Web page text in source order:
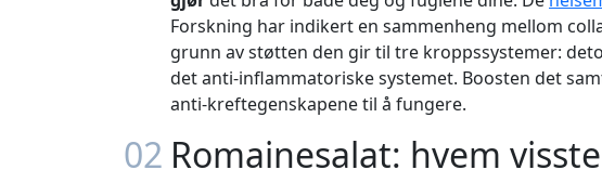
Forskning har indikert en sammenheng mellom
grunn av støtten den gir til tre kroppssystemer:
det anti-inflammatoriske systemet. Boosten det
anti-kreftegenskapene til å fungere.
02 Romainesalat: hvem